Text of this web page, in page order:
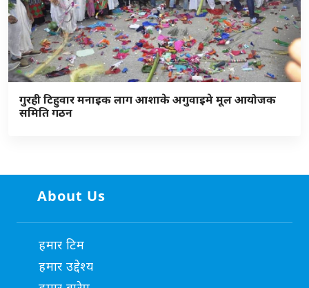
गुरही टिहुवार मनाइक लाग आशाके अगुवाइमे मूल आयोजक
समिति गठन
About Us
हमार टिम
हमार उद्देश्य